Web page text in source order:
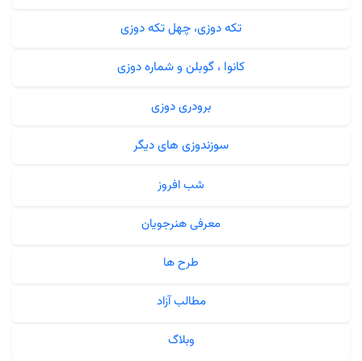
تکه دوزی، چهل تکه دوزی
کانوا ، گوبلن و شماره دوزی
برودری دوزی
سوزندوزی های دیگر
شب افروز
معرفی هنرجویان
طرح ها
مطالب آزاد
وبلاگ